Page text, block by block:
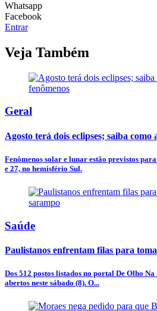
Whatsapp
Facebook
Entrar
Veja Também
Geral
Agosto terá dois eclipses; saiba como
Fenômenos solar e lunar estão previstos
e 27, no hemisfério Sul.
Saúde
Paulistanos enfrentam filas para
Dos 512 postos listados no portal De Olho
abertos neste sábado (8). O...